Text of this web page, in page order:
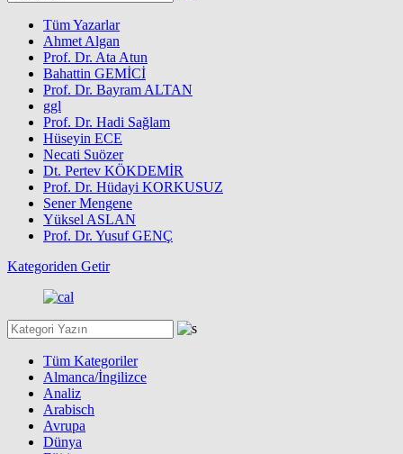
Tüm Yazarlar
Ahmet Algan
Prof. Dr. Ata Atun
Bahattin GEMİCİ
Prof. Dr. Bayram ALTAN
ggl
Prof. Dr. Hadi Sağlam
Hüseyin ECE
Necati Suözer
Dt. Pertev KÖKDEMİR
Prof. Dr. Hüdayi KORKUSUZ
Sener Mengene
Yüksel ASLAN
Prof. Dr. Yusuf GENÇ
Kategoriden Getir
Tüm Kategoriler
Almanca/İngilizce
Analiz
Arabisch
Avrupa
Dünya